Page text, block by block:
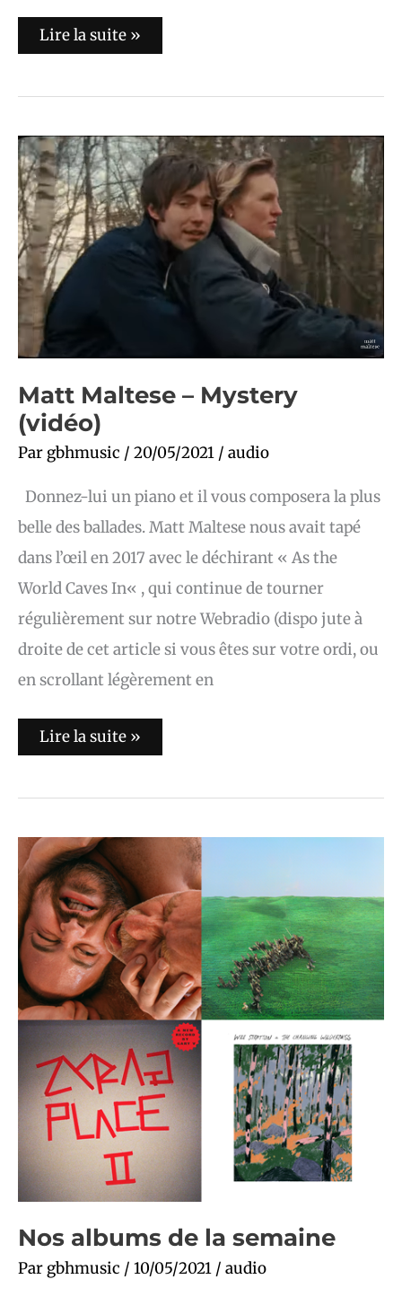
Lire la suite »
Matt Maltese – Mystery
(vidéo)
Par gbhmusic / 20/05/2021 / audio
Donnez-lui un piano et il vous composera la plus
belle des ballades. Matt Maltese nous avait tapé
dans l’œil en 2017 avec le déchirant « As the
World Caves In« , qui continue de tourner
régulièrement sur notre Webradio (dispo jute à
droite de cet article si vous êtes sur votre ordi, ou
en scrollant légèrement en
Matt
Maltese
–
Mystery
(vidéo)
Lire la suite »
Nos albums de la semaine
Par gbhmusic / 10/05/2021 / audio
Nos
albums
de
la
semaine